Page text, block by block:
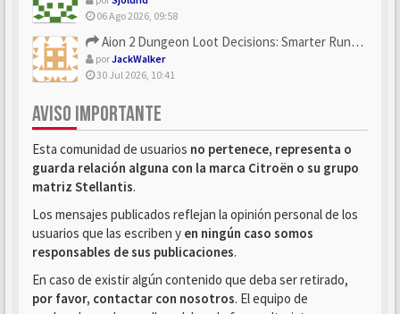
06 Ago 2026, 09:58
Aion 2 Dungeon Loot Decisions: Smarter Runs With U4N
porJackWalker
30 Jul 2026, 10:41
AVISO IMPORTANTE
Esta comunidad de usuarios no pertenece, representa o
guarda relación alguna con la marca Citroën o su grupo
matriz Stellantis.
Los mensajes publicados reflejan la opinión personal de los
usuarios que las escriben y en ningún caso somos
responsables de sus publicaciones.
En caso de existir algún contenido que deba ser retirado,
por favor, contactar con nosotros. El equipo de